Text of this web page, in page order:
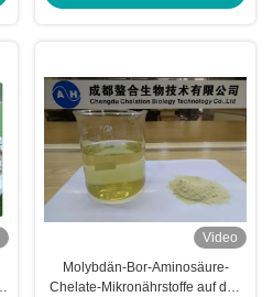
Video
Molybdän-Bor-Aminosäure-
Chelate-Mikronährstoffe auf den